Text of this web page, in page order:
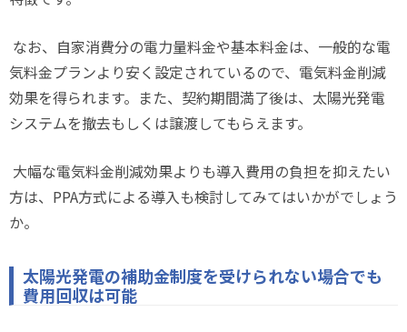
なお、自家消費分の電力量料金や基本料金は、一般的な電
気料金プランより安く設定されているので、電気料金削減
効果を得られます。また、契約期間満了後は、太陽光発電
システムを撤去もしくは譲渡してもらえます。
大幅な電気料金削減効果よりも導入費用の負担を抑えたい
方は、 PPA方式による導入も検討してみてはいかがでしょう
か。
太陽光発電の補助金制度を受けられない場合でも
費用回収は可能